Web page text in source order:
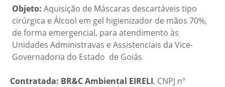
Objeto: Aquisição de Máscaras descartáveis tipo
cirúrgica e Álcool em gel higienizador de mãos 70%,
de forma emergencial, para atendimento às
Unidades Administravas e Assistenciais da Vice-
Governadoria do Estado de Goiás
Contratada: BR&C Ambiental EIRELI, CNPJ nº